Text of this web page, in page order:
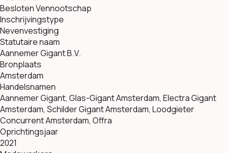
Besloten Vennootschap
Inschrijvingstype
Nevenvestiging
Statutaire naam
Aannemer Gigant B.V.
Bronplaats
Amsterdam
Handelsnamen
Aannemer Gigant, Glas-Gigant Amsterdam, Electra Gigant
Amsterdam, Schilder Gigant Amsterdam, Loodgieter
Concurrent Amsterdam, Offra
Oprichtingsjaar
2021